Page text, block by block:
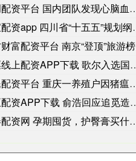
平台 国内团队发现心脑血管疾病防治新机制
app 四川省“十五五”规划纲要：在航空发动机、能源
配资平台 南京“登顶”旅游榜背后：七天六场音乐节，票
配资APP下载 歌尔入选国家卓越级智能工厂公示名单
台 重庆一养殖户因猪瘟损失数百头猪 政府：死猪已按
APP下载 俞浩回应追觅造车：做过资金测算，压力可承
网 孕期囤货，护臀膏买什么牌子好？爱舒屋、Wickl